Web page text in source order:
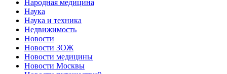
Народная медицина
Наука
Наука и техника
Недвижимость
Новости
Новости ЗОЖ
Новости медицины
Новости Москвы